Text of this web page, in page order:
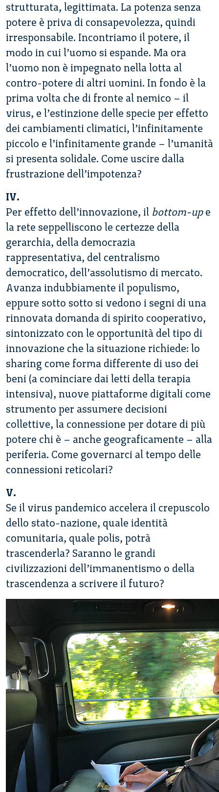
strutturata, legittimata. La potenza senza
potere è priva di consapevolezza, quindi
irresponsabile. Incontriamo il potere, il
modo in cui l’uomo si espande. Ma ora
l’uomo non è impegnato nella lotta al
contro-potere di altri uomini. In fondo è la
prima volta che di fronte al nemico – il
virus, e l’estinzione delle specie per effetto
dei cambiamenti climatici, l’infinitamente
piccolo e l’infinitamente grande – l’umanità
si presenta solidale. Come uscire dalla
frustrazione dell’impotenza?
IV.
Per effetto dell’innovazione, il bottom-upe
la rete seppelliscono le certezze della
gerarchia, della democrazia
rappresentativa, del centralismo
democratico, dell’assolutismo di mercato.
Avanza indubbiamente il populismo,
eppure sotto sotto si vedono i segni di una
rinnovata domanda di spirito cooperativo,
sintonizzato con le opportunità del tipo di
innovazione che la situazione richiede: lo
sharing come forma differente di uso dei
beni (a cominciare dai letti della terapia
intensiva), nuove piattaforme digitali come
strumento per assumere decisioni
collettive, la connessione per dotare di più
potere chi è – anche geograficamente – alla
periferia. Come governarci al tempo delle
connessioni reticolari?
V.
Se il virus pandemico accelera il crepuscolo
dello stato-nazione, quale identità
comunitaria, quale polis, potrà
trascenderla? Saranno le grandi
civilizzazioni dell’immanentismo o della
trascendenza a scrivere il futuro?